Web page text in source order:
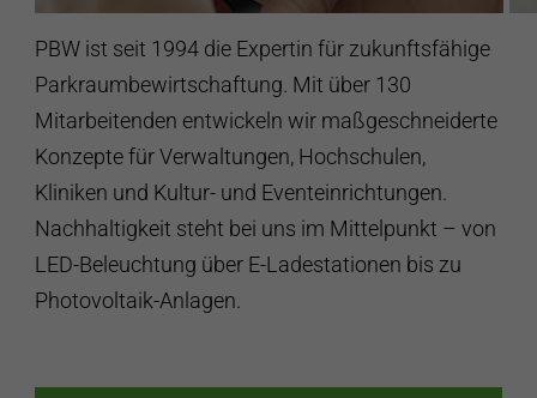
PBW ist seit 1994 die Expertin für zukunftsfähige
Parkraumbewirtschaftung. Mit über 130
Mitarbeitenden entwickeln wir maßgeschneiderte
Konzepte für Verwaltungen, Hochschulen,
Kliniken und Kultur- und Eventeinrichtungen.
Nachhaltigkeit steht bei uns im Mittelpunkt – von
LED-Beleuchtung über E-Ladestationen bis zu
Photovoltaik-Anlagen.